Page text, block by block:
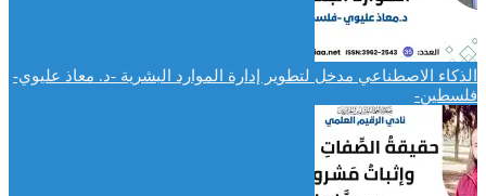
الذكاء الاصطناعي مدخل لتطوير إدارة الموارد البشرية -د. معاذ عليوي-
فلسطين-